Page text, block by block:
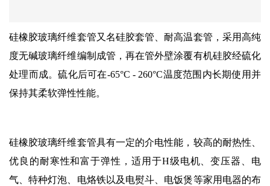
硅橡胶玻璃纤维套管又名硅胶套管、耐高温套管，采用高纯
度无碱玻璃纤维编制成管，再在管外壁涂覆有机硅胶经硫化
处理而成。硫化后可在-65°C - 260°C温度范围内长期使用并
保持其柔软弹性性能。
硅橡胶玻璃纤维套管具有一定的介电性能，较高的耐热性、
优良的耐寒性和富于弹性，适用于H级电机、变压器、电
气、特种灯泡、电烙铁以及电熨斗、电饭煲等家用电器的布